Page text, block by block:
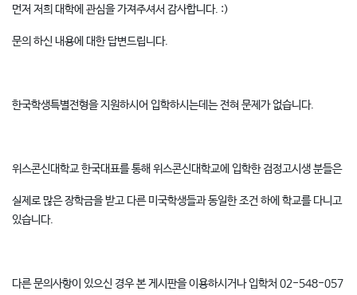
먼저 저희 대학에 관심을 가져주셔서 감사합니다. :)
문의 하신 내용에 대한 답변드립니다.
한국학생특별전형을 지원하시어 입학하시는데는 전혀 문제가 없습니다.
위스콘신대학교 한국대표를 통해 위스콘신대학교에 입학한 검정고시생 분들은
실제로 많은 장학금을 받고 다른 미국학생들과 동일한 조건 하에 학교를 다니고
있습니다.
다른 문의사항이 있으신 경우 본 게시판을 이용하시거나 입학처 02-548-057